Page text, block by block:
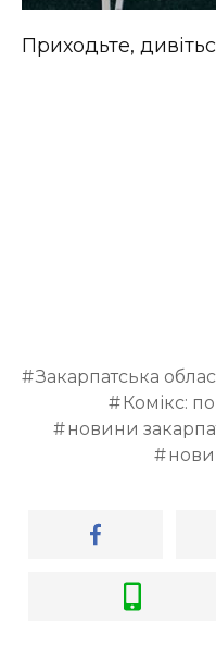
Приходьте,
Закарпатська
Комікс:
новини